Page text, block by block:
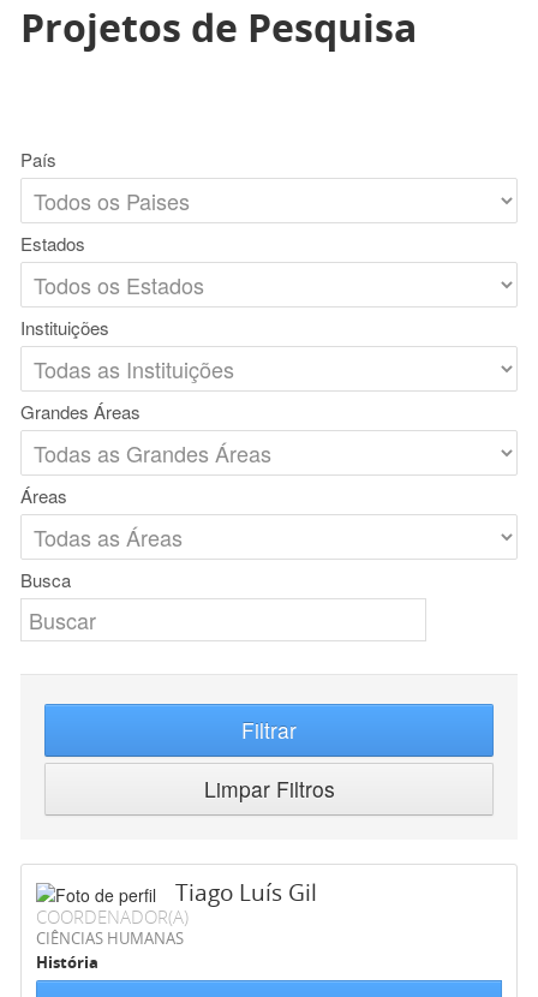
Projetos de Pesquisa
País
Estados
Instituições
Grandes Áreas
Áreas
Busca
Filtrar
Limpar Filtros
Tiago Luís Gil
COORDENADOR(A)
CIÊNCIAS HUMANAS
História